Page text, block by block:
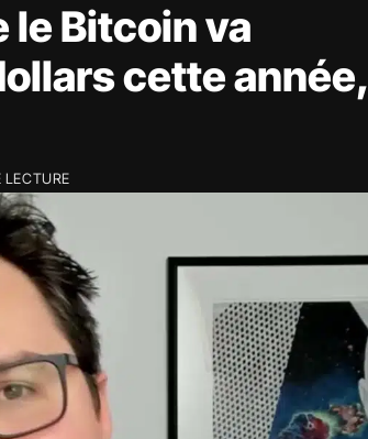
le Bitcoin va
cette année,
LECTURE